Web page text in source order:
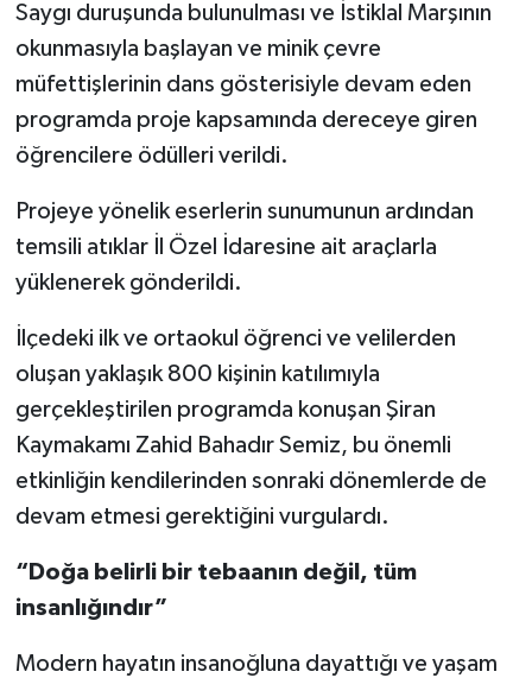
Saygı duruşunda bulunulması ve İstiklal Marşının
okunmasıyla başlayan ve minik çevre
müfettişlerinin dans gösterisiyle devam eden
programda proje kapsamında dereceye giren
öğrencilere ödülleri verildi.
Projeye yönelik eserlerin sunumunun ardından
temsili atıklar İl Özel İdaresine ait araçlarla
yüklenerek gönderildi.
İlçedeki ilk ve ortaokul öğrenci ve velilerden
oluşan yaklaşık 800 kişinin katılımıyla
gerçekleştirilen programda konuşan Şiran
Kaymakamı Zahid Bahadır Semiz, bu önemli
etkinliğin kendilerinden sonraki dönemlerde de
devam etmesi gerektiğini vurgulardı.
“Doğa belirli bir tebaanın değil, tüm
insanlığındır”
Modern hayatın insanoğluna dayattığı ve yaşam